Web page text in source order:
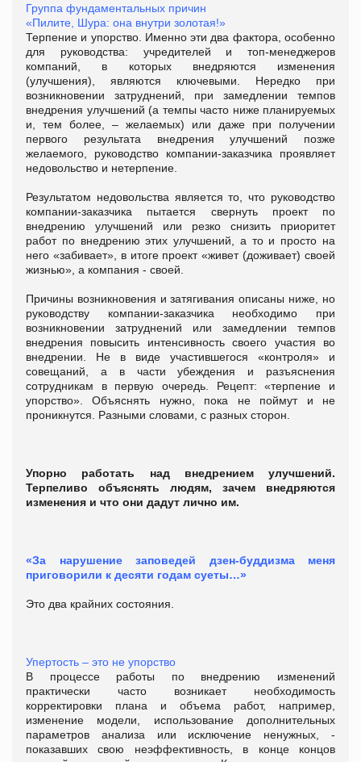
Группа фундаментальных причин
«Пилите, Шура: она внутри золотая!»
Терпение и упорство. Именно эти два фактора, особенно
для руководства: учредителей и топ-менеджеров
компаний, в которых внедряются изменения
(улучшения), являются ключевыми. Нередко при
возникновении затруднений, при замедлении темпов
внедрения улучшений (а темпы часто ниже планируемых
и, тем более, – желаемых) или даже при получении
первого результата внедрения улучшений позже
желаемого, руководство компании-заказчика проявляет
недовольство и нетерпение.
Результатом недовольства является то, что руководство
компании-заказчика пытается свернуть проект по
внедрению улучшений или резко снизить приоритет
работ по внедрению этих улучшений, а то и просто на
него «забивает», в итоге проект «живет (доживает) своей
жизнью», а компания - своей.
Причины возникновения и затягивания описаны ниже, но
руководству компании-заказчика необходимо при
возникновении затруднений или замедлении темпов
внедрения повысить интенсивность своего участия во
внедрении. Не в виде участившегося «контроля» и
совещаний, а в части убеждения и разъяснения
сотрудникам в первую очередь. Рецепт: «терпение и
упорство». Объяснять нужно, пока не поймут и не
проникнутся. Разными словами, с разных сторон.
Упорно работать над внедрением улучшений.
Терпеливо объяснять людям, зачем внедряются
изменения и что они дадут лично им.
«За нарушение заповедей дзен-буддизма меня
приговорили к десяти годам суеты…»
Это два крайних состояния.
Упертость – это не упорство
В процессе работы по внедрению изменений
практически часто возникает необходимость
корректировки плана и объема работ, например,
изменение модели, использование дополнительных
параметров анализа или исключение ненужных, -
показавших свою неэффективность, в конце концов